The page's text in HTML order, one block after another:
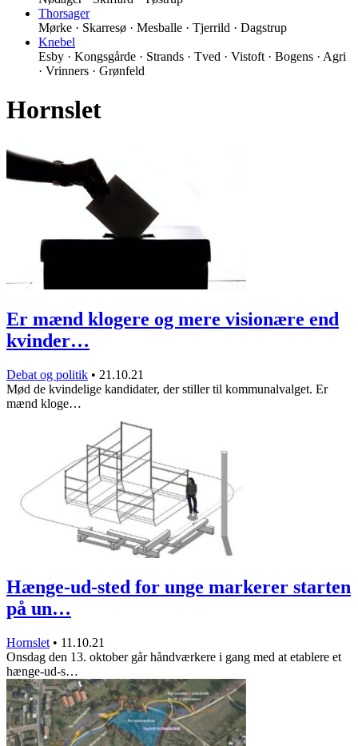
Thorsager
Mørke · Skarresø · Mesballe · Tjerrild · Dagstrup
Knebel
Esby · Kongsgårde · Strands · Tved · Vistoft · Bogens · Agri
· Vrinners · Grønfeld
Hornslet
Er mænd klogere og mere visionære end
kvinder…
Debat og politik • 21.10.21
Mød de kvindelige kandidater, der stiller til kommunalvalget. Er
mænd kloge…
Hænge-ud-sted for unge markerer starten
på un…
Hornslet • 11.10.21
Onsdag den 13. oktober går håndværkere i gang med at etablere et
hænge-ud-s…